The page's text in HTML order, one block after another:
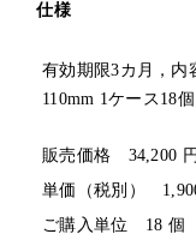
仕様
有効期限3カ月，内
110mm 1ケース18個
販売価格 34,200 円
単価（税別）
ご購入単位 18 個